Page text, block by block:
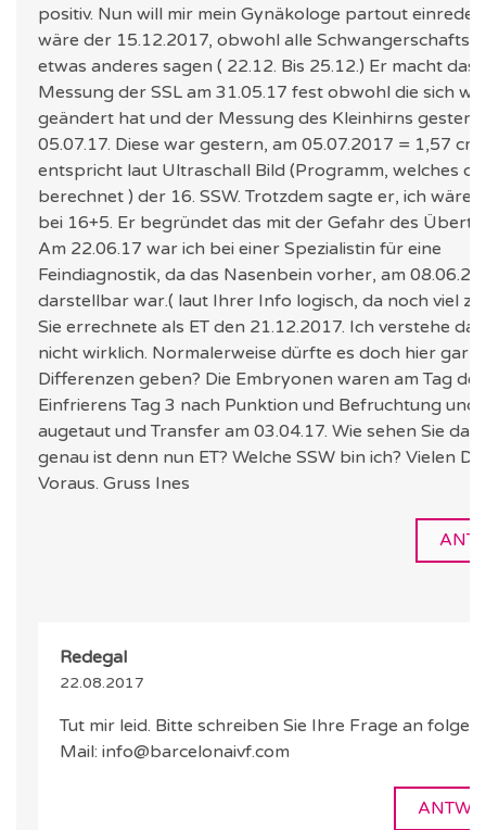
positiv. Nun will mir mein Gynäkologe partout
wäre der 15.12.2017, obwohl alle
etwas anderes sagen ( 22.12. Bis 25.12.) Er macht das
Messung der SSL am 31.05.17 fest obwohl die sich wieder
geändert hat und der Messung des Kleinhirns gestern
05.07.17. Diese war gestern, am 05.07.2017 = 1,57 cm.
entspricht laut Ultraschall Bild (Programm, welches
berechnet ) der 16. SSW. Trotzdem sagte er, ich wäre
bei 16+5. Er begründet das mit der Gefahr des
Am 22.06.17 war ich bei einer Spezialistin für eine
Feindiagnostik, da das Nasenbein vorher, am 08.06.2017
darstellbar war.( laut Ihrer Info logisch, da noch viel zu
Sie errechnete als ET den 21.12.2017. Ich verstehe
nicht wirklich. Normalerweise dürfte es doch hier gar
Differenzen geben? Die Embryonen waren am Tag des
Einfrierens Tag 3 nach Punktion und Befruchtung und
augetaut und Transfer am 03.04.17. Wie sehen Sie
genau ist denn nun ET? Welche SSW bin ich? Vielen
Voraus. Gruss Ines
Redegal
22.08.2017
Tut mir leid. Bitte schreiben Sie Ihre Frage an
Mail: info@barcelonaivf.com